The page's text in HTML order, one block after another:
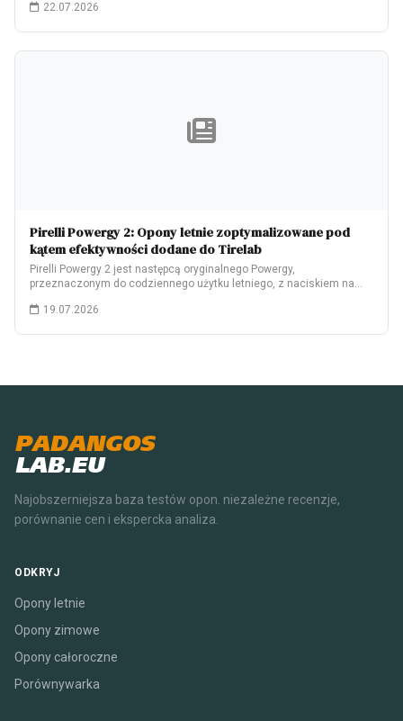
22.07.2026
Pirelli Powergy 2: Opony letnie zoptymalizowane pod
kątem efektywności dodane do Tirelab
Pirelli Powergy 2 jest następcą oryginalnego Powergy,
przeznaczonym do codziennego użytku letniego, z naciskiem na…
19.07.2026
PADANGOS
LAB.EU
Najobszerniejsza baza testów opon. niezależne recenzje,
porównanie cen i ekspercka analiza.
ODKRYJ
Opony letnie
Opony zimowe
Opony całoroczne
Porównywarka